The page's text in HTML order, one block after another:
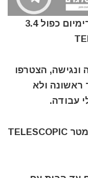
דיל לEXPIRED סולם אולטרה פרימיום כפול 3.4
ונגישה, הצטרפו
ראשונה ולא
עבודה.
סולם אולטרה פרימיום כפול 3.4 מטר TELESCOPIC